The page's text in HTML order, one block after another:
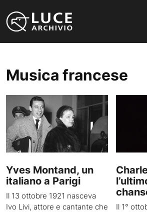
Musica francese
Yves Montand, un
italiano a Parigi
Il 13 ottobre 1921 nasceva
Ivo Livi, attore e cantante che
Il 1°